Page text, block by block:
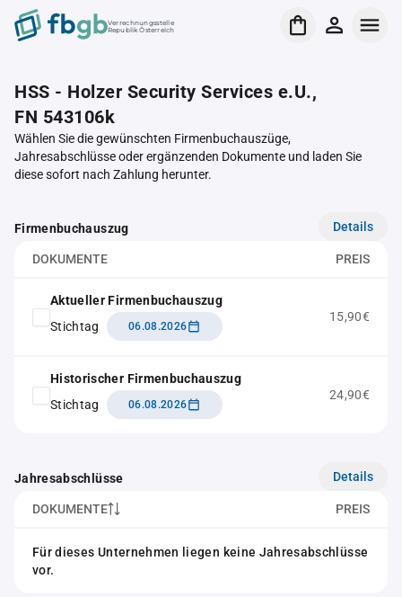
Verrechnungsstelle
Republik Österreich
HSS - Holzer Security Services e.U.,
FN 543106k
Wählen Sie die gewünschten Firmenbuchauszüge,
Jahresabschlüsse oder ergänzenden Dokumente und laden Sie
diese sofort nach Zahlung herunter.
Firmenbuchauszug Details
DOKUMENTE PREIS
Aktueller Firmenbuchauszug
Stichtag
06.08.2026
15,90€
Historischer Firmenbuchauszug
Stichtag
06.08.2026
24,90€
Jahresabschlüsse Details
DOKUMENTE PREIS
Für dieses Unternehmen liegen keine Jahresabschlüsse
vor.